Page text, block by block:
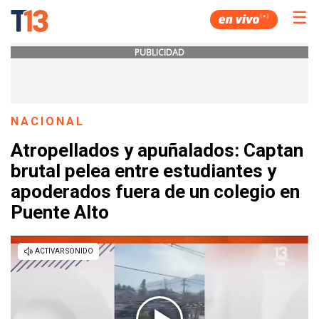
☰
PUBLICIDAD
NACIONAL
Atropellados y apuñalados: Captan
brutal pelea entre estudiantes y
apoderados fuera de un colegio en
Puente Alto